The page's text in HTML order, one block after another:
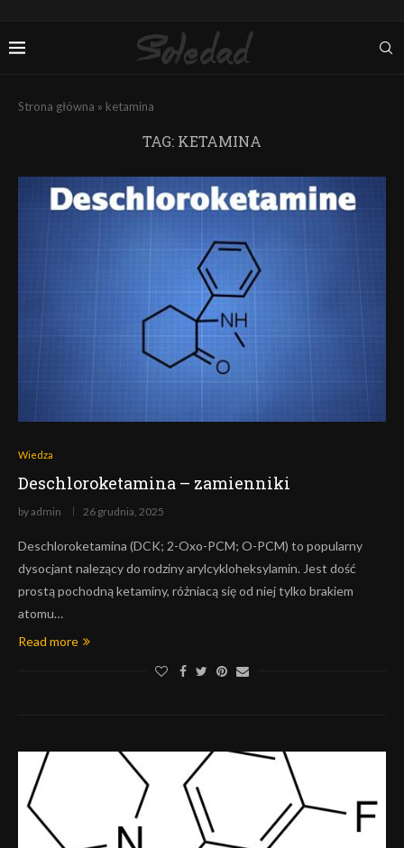
Strona główna » ketamina
TAG: KETAMINA
Wiedza
Deschloroketamina – zamienniki
byadmin 26 grudnia, 2025
Deschloroketamina (DCK; 2-Oxo-PCM; O-PCM) to popularny
dysocjant nalezący do rodziny arylcykloheksylamin. Jest dość
prostą pochodną ketaminy, różniacą się od niej tylko brakiem
atomu…
Read more